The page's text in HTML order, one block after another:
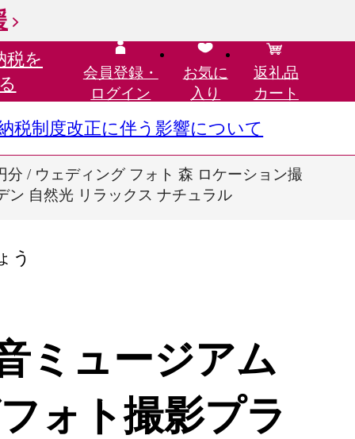
税を
会員登録・
ログイン
お気に
入り
返礼品
カート
税制度改正に伴う影響について
/ ウェディング フォト 森 ロケーション撮
ン 自然光 リラックス ナチュラル
う
ミュージアム
ォト撮影プラ